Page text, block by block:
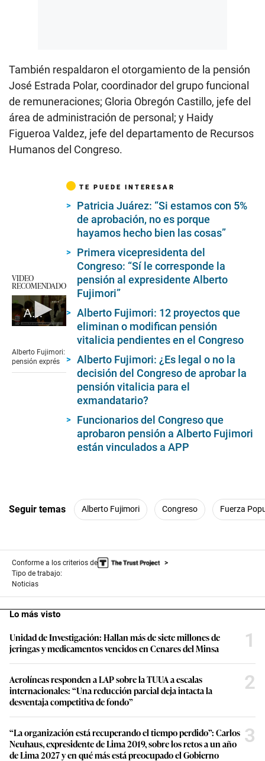
También respaldaron el otorgamiento de la pensión
José Estrada Polar, coordinador del grupo funcional
de remuneraciones; Gloria Obregón Castillo, jefe del
área de administración de personal; y Haidy
Figueroa Valdez, jefe del departamento de Recursos
Humanos del Congreso.
VIDEO
RECOMENDADO
Alberto Fujimori: pensión exprés
of
5
minutes,
Alberto Fujimori:
pensión exprés
TE PUEDE INTERESAR
Patricia Juárez: “Si estamos con 5%
de aprobación, no es porque
hayamos hecho bien las cosas”
Primera vicepresidenta del
Congreso: “Sí le corresponde la
pensión al expresidente Alberto
Fujimori”
Alberto Fujimori: 12 proyectos que
eliminan o modifican pensión
vitalicia pendientes en el Congreso
Alberto Fujimori: ¿Es legal o no la
decisión del Congreso de aprobar la
pensión vitalicia para el
exmandatario?
Funcionarios del Congreso que
aprobaron pensión a Alberto Fujimori
están vinculados a APP
Seguir temas Alberto Fujimori Congreso Fuerza
Conforme a los criterios de
Tipo de trabajo:
Noticias
Lo más visto
Unidad de Investigación: Hallan más de siete millones de
jeringas y medicamentos vencidos en Cenares del Minsa
1
Aerolíneas responden a LAP sobre la TUUA a escalas
internacionales: “Una reducción parcial deja intacta la
desventaja competitiva de fondo”
2
“La organización está recuperando el tiempo perdido”: Carlos
Neuhaus, expresidente de Lima 2019, sobre los retos a un año
de Lima 2027 y en qué más está preocupado el Gobierno
3